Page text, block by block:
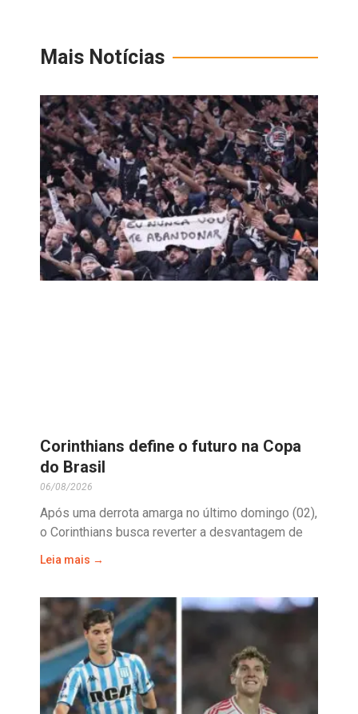
Mais Notícias
Corinthians define o futuro na Copa
do Brasil
06/08/2026
Após uma derrota amarga no último domingo (02),
o Corinthians busca reverter a desvantagem de
Leia mais →